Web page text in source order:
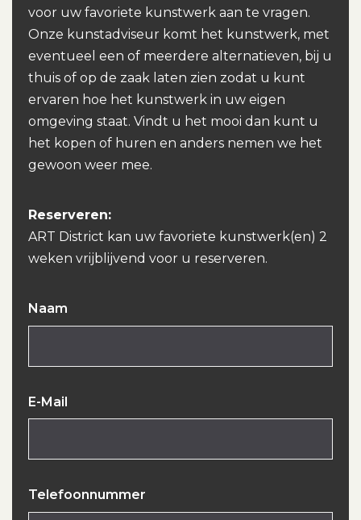
voor uw favoriete kunstwerk aan te vragen.
Onze kunstadviseur komt het kunstwerk, met
eventueel een of meerdere alternatieven, bij u
thuis of op de zaak laten zien zodat u kunt
ervaren hoe het kunstwerk in uw eigen
omgeving staat. Vindt u het mooi dan kunt u
het kopen of huren en anders nemen we het
gewoon weer mee.
Reserveren:
ART District kan uw favoriete kunstwerk(en) 2
weken vrijblijvend voor u reserveren.
Naam
E-Mail
Telefoonnummer